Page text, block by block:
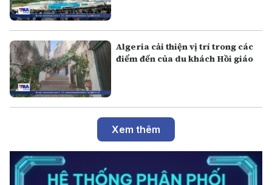
Algeria cải thiện vị trí trong các
điểm đến của du khách Hồi giáo
Xem thêm